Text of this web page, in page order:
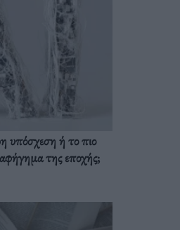
ή το πιο
της εποχής;